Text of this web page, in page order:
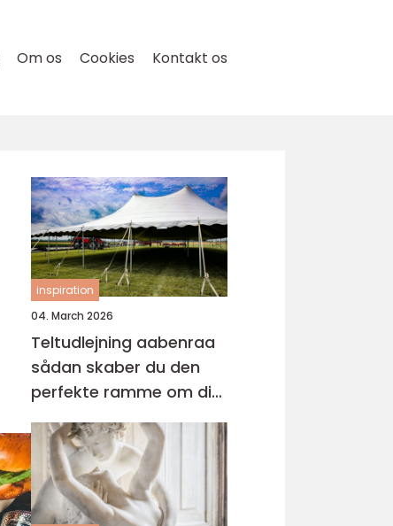
Om os Cookies Kontakt os
inspiration
04. March 2026
Teltudlejning aabenraa
sådan skaber du den
perfekte ramme om din
fest